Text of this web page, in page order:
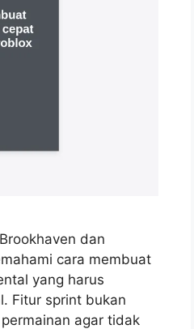
dan
cara membuat
yang harus
Fitur sprint bukan
agar tidak